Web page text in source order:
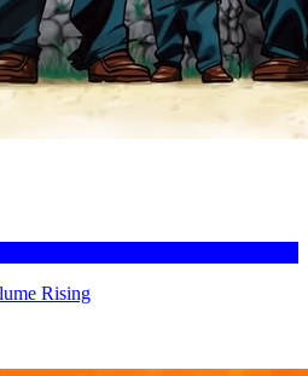
Rising